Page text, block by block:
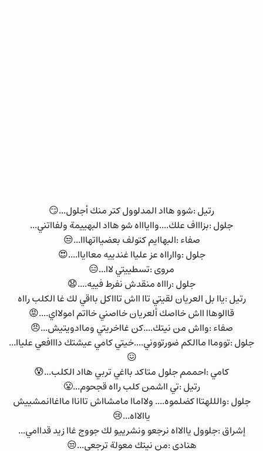
رتيل :شوو هااد المدلوول كتر منك أجلول...😏
جلول :بزاااف علك....وااياااه شو هااد البهييمة ولفااتني...
صفاء :البهاايم كتولف بعضيااتهااا...😒
جلول :واارااه عز علياا غندييه معااياا....😍
مروى :تسطييتي لاا...😑
جلول :راااه منقدش نفرط فييه....😧
رتيل :ياا بل العريان لقيتي تاا ااش تاااكل بااقي لك غا الكلب رااه
قاالوهاا ااش خااصك ألعريان خااصني خااتم امولااي....😡
صفاء :وااش من نيتك....كن غااخريتي وماادويتيش...😠
جلول :تووماا ماالكم ضورتووني....خيتي كامي عيشتك دااافعي علياا...
😖
كامي :احممم جلول متاكد بااغي تربي هااد الكلب...😰
رتيل :تي ااشمن كلب رااه قجحوم...😤
جلول :والللهتاا كضلموه.... ولااماا مامشااش تااناا مااغاانمشييش
ياالااه...😢
إشراق :جلوول ياالااه نرجعو ونشرييو لك جووج غاا زيد قداامي...
هنادي :من نيتك معولة ترجعي...😒